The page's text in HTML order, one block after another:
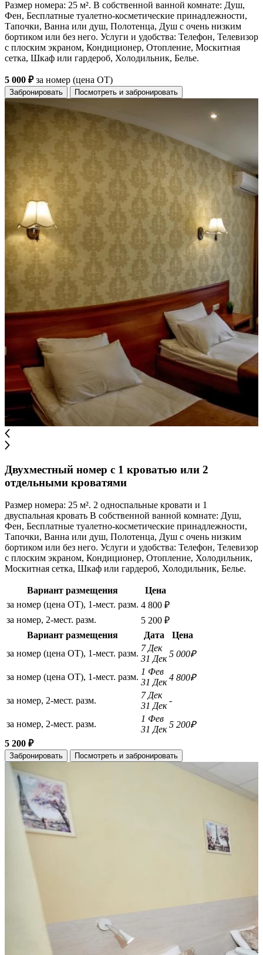
Размер номера: 25 м². В собственной ванной комнате: Душ,
Фен, Бесплатные туалетно-косметические принадлежности,
Тапочки, Ванна или душ, Полотенца, Душ с очень низким
бортиком или без него. Услуги и удобства: Телефон, Телевизор
с плоским экраном, Кондиционер, Отопление, Москитная
сетка, Шкаф или гардероб, Холодильник, Белье.
5 000 ₽за номер (цена ОТ)
Забронировать Посмотреть и забронировать
Двухместный номер с 1 кроватью или 2
отдельными кроватями
Размер номера: 25 м². 2 односпальные кровати и 1
двуспальная кровать В собственной ванной комнате: Душ,
Фен, Бесплатные туалетно-косметические принадлежности,
Тапочки, Ванна или душ, Полотенца, Душ с очень низким
бортиком или без него. Услуги и удобства: Телефон, Телевизор
с плоским экраном, Кондиционер, Отопление, Холодильник,
Москитная сетка, Шкаф или гардероб, Холодильник, Белье.
Вариант размещения
Цена
за номер (цена ОТ), 1-мест. разм. 4 800 ₽
за номер, 2-мест. разм.
5 200 ₽
Вариант размещения
Дата
Цена
за номер (цена ОТ), 1-мест. разм.
7 Дек
31 Дек 5 000₽
за номер (цена ОТ), 1-мест. разм.
1 Фев
31 Дек 4 800₽
за номер, 2-мест. разм.
7 Дек
31 Дек
-
за номер, 2-мест. разм.
1 Фев
31 Дек 5 200₽
5 200 ₽
Забронировать Посмотреть и забронировать